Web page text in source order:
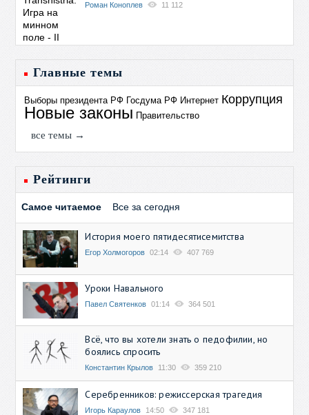
Роман Коноплев 11 112
Главные темы
Выборы президента РФ Госдума РФ Интернет Коррупция
Новые законы Правительство
все темы →
Рейтинги
Самое читаемое Все за сегодня
История моего пятидесятисемитства
Егор Холмогоров 02:14 407 769
Уроки Навального
Павел Святенков 01:14 364 501
Всё, что вы хотели знать о педофилии, но
боялись спросить
Константин Крылов 11:30 359 210
Серебренников: режиссерская трагедия
Игорь Караулов 14:50 347 181